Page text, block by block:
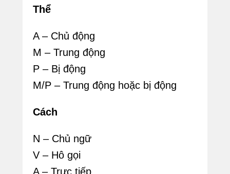
Thể
A – Chủ động
M – Trung động
P – Bị động
M/P – Trung động hoặc bị động
Cách
N – Chủ ngữ
V – Hô gọi
A – Trực tiếp